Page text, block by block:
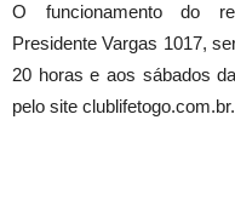
O funcionamento do
Presidente Vargas 1017,
20 horas e aos sábados
pelo site clublifetogo.com.br.